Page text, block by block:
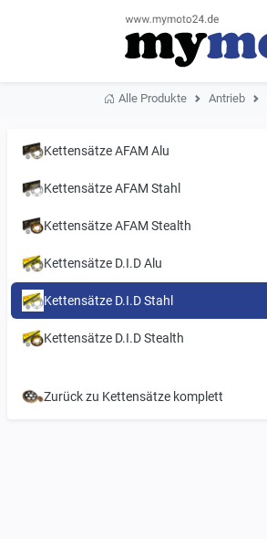
Alle Produkte Antrieb
Kettensätze AFAM Alu
Kettensätze AFAM Stahl
Kettensätze AFAM Stealth
Kettensätze D.I.D Alu
Kettensätze D.I.D Stahl
Kettensätze D.I.D Stealth
Zurück zu Kettensätze komplett